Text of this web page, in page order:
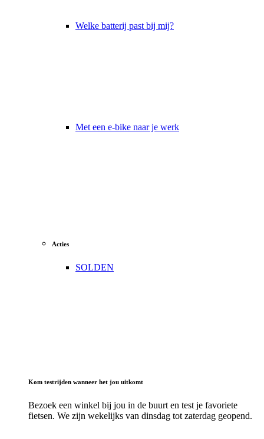
Welke batterij past bij mij?
Met een e-bike naar je werk
Acties
SOLDEN
Kom testrijden wanneer het jou uitkomt
Bezoek een winkel bij jou in de buurt en test je favoriete
fietsen. We zijn wekelijks van dinsdag tot zaterdag geopend.